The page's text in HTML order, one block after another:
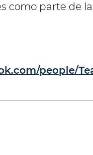
como parte de
people/